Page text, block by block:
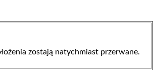
zostają natychmiast przerwane.